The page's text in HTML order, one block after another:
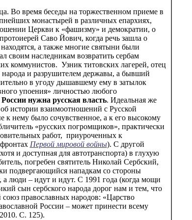
Во время беседы на торжественном приеме в
монастырей в различных епархиях,
Церкви к «фашизму» и демократии, о
Саво Йович, когда речь зашла о
а также многие святыни были
своим наследникам возвратить сербам
коммунистов. Узник титовских лагерей, отец
и разрушителем державы, а бывший
в угоду дышавшему ему в затылок
упоения» личностью любого
России нужна русская власть. Идеальная же
истории взаимоотношений с Русской
нему было сочувственное, а к его высокому
«русских погромщиков», практически
работ, приуроченных к
Первой мировой войны). С другой
и доступная для автотранспорта) в глухую
погребен святитель Николай Сербский,
подвергающийся нападкам со стороны
люди – идут и идут. С 1991 года (когда мощи
сын сербского народа дорог нам и тем, что
православных народов: «Царство
России – может принести всему
С. 125).